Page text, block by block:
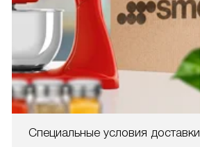
Специальные условия доставки